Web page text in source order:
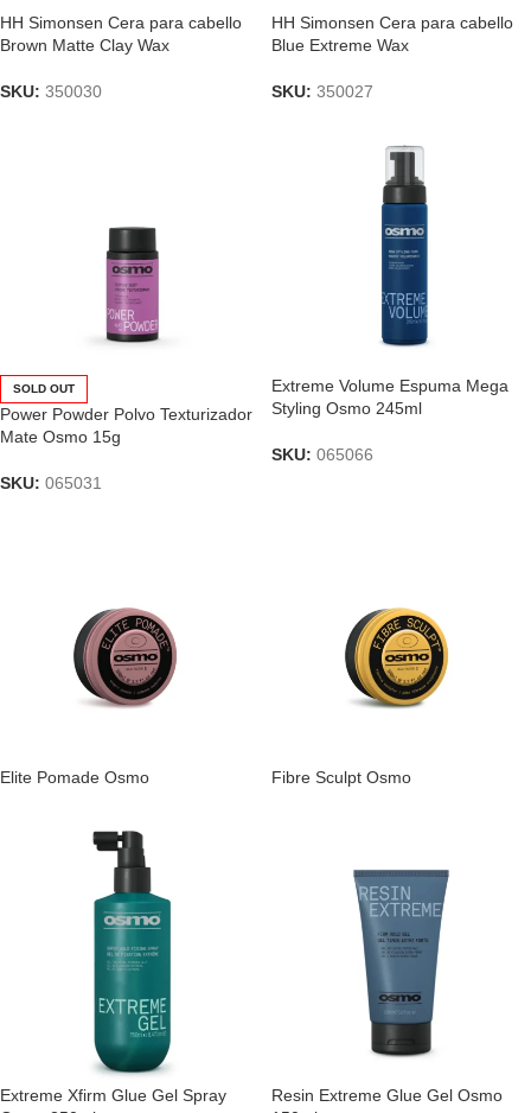
HH Simonsen Cera para cabello
Brown Matte Clay Wax
SKU: 350030
HH Simonsen Cera para cabello
Blue Extreme Wax
SKU: 350027
SOLD OUT
Power Powder Polvo Texturizador
Mate Osmo 15g
SKU: 065031
Extreme Volume Espuma Mega
Styling Osmo 245ml
SKU: 065066
Elite Pomade Osmo Fibre Sculpt Osmo
Extreme Xfirm Glue Gel Spray
Resin Extreme Glue Gel Osmo